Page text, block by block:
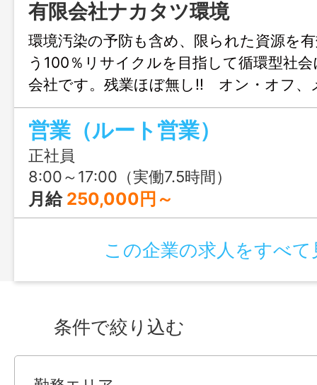
有限会社ナカタツ環境
環境汚染の予防も含め、限られた資源を
う100％リサイクルを目指して循環型社
会社です。残業ほぼ無し!! オン・オフ、
て働ける企業です!!ぜひご応募ください♪♪
営業（ルート営業）
正社員
8:00～17:00（実働7.5時間）
月給 250,000円～
この企業の求人をすべて
条件で絞り込む